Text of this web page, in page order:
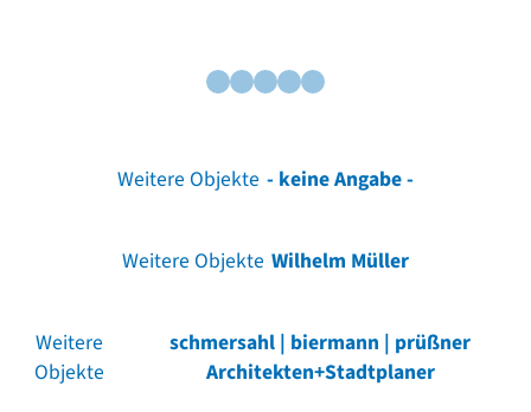
Weitere Objekte - keine Angabe -
Weitere Objekte Wilhelm Müller
Weitere
Objekte
schmersahl | biermann | prüßner
Architekten+Stadtplaner